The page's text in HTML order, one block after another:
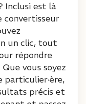
Inclusi est là
convertisseur
un clic, tout
répondre
vous soyez
particulier·ère,
précis et